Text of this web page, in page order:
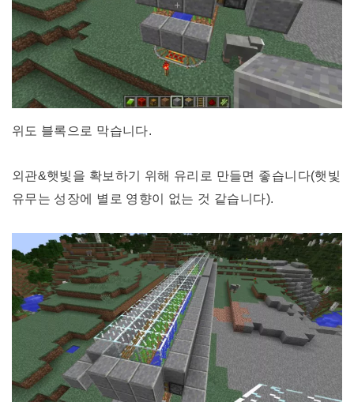
위도 블록으로 막습니다.
외관&햇빛을 확보하기 위해 유리로 만들면 좋습니다(햇빛
유무는 성장에 별로 영향이 없는 것 같습니다).